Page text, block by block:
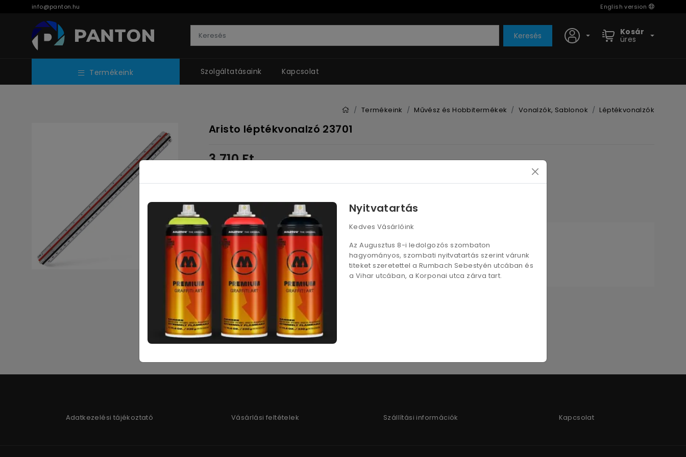
Nyitvatartás
Kedves Vásárlóink
Az Augusztus 8-i ledolgozós szombaton
hagyományos, szombati nyitvatartás szerint várunk
titeket szeretettel a Rumbach Sebestyén utcában és
a Vihar utcában, a Korponai utca zárva tart.
info@panton.hu English version
Keresés Kosár
üres
Termékeink Szolgáltatásaink Kapcsolat
Termékeink Művész és Hobbitermékek Vonalzók, Sablonok Léptékvonalzók
Aristo léptékvonalzó 23701
3 710Ft
Leírás
Arányok: 1:2,5 1:5 1:10 1:20 1:50 1:100
Adatkezelési tájékoztató Vásárlási feltételek Szállítási információk Kapcsolat